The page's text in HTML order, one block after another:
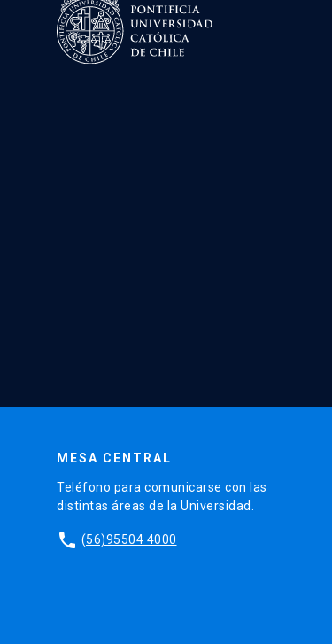
MESA CENTRAL
Teléfono para comunicarse con las
distintas áreas de la Universidad.
phone (56)95504 4000